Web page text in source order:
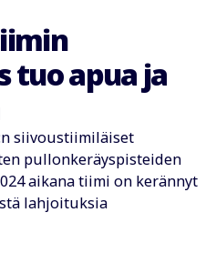
tuo apua ja
siivoustiimiläiset
pullonkeräyspisteiden
aikana tiimi on kerännyt
lahjoituksia